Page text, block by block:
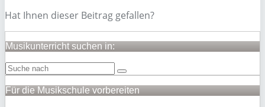
Hat Ihnen dieser Beitrag gefallen?
Musikunterricht suchen in:
Für die Musikschule vorbereiten